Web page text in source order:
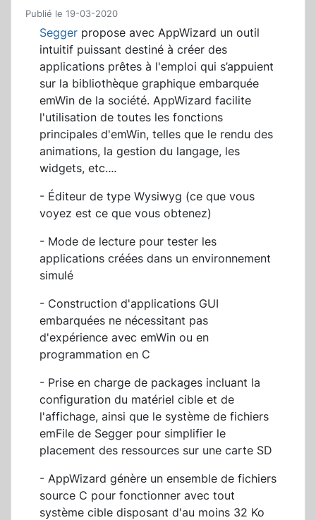
Publié le 19-03-2020
Segger propose avec AppWizard un outil
intuitif puissant destiné à créer des
applications prêtes à l'emploi qui s’appuient
sur la bibliothèque graphique embarquée
emWin de la société. AppWizard facilite
l'utilisation de toutes les fonctions
principales d'emWin, telles que le rendu des
animations, la gestion du langage, les
widgets, etc....
- Éditeur de type Wysiwyg (ce que vous
voyez est ce que vous obtenez)
- Mode de lecture pour tester les
applications créées dans un environnement
simulé
- Construction d'applications GUI
embarquées ne nécessitant pas
d'expérience avec emWin ou en
programmation en C
- Prise en charge de packages incluant la
configuration du matériel cible et de
l'affichage, ainsi que le système de fichiers
emFile de Segger pour simplifier le
placement des ressources sur une carte SD
- AppWizard génère un ensemble de fichiers
source C pour fonctionner avec tout
système cible disposant d'au moins 32 Ko